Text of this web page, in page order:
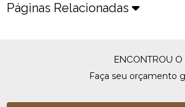
Páginas Relacionadas
ENCONTROU O
Faça seu orçamento